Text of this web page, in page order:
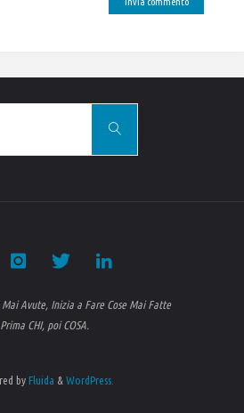
Cerca
Mai Avute, Inizia a Fare Cose Mai Fatte
Prima CHI, poi COSA.
byFluida & WordPress.